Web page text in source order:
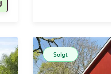
Solgt